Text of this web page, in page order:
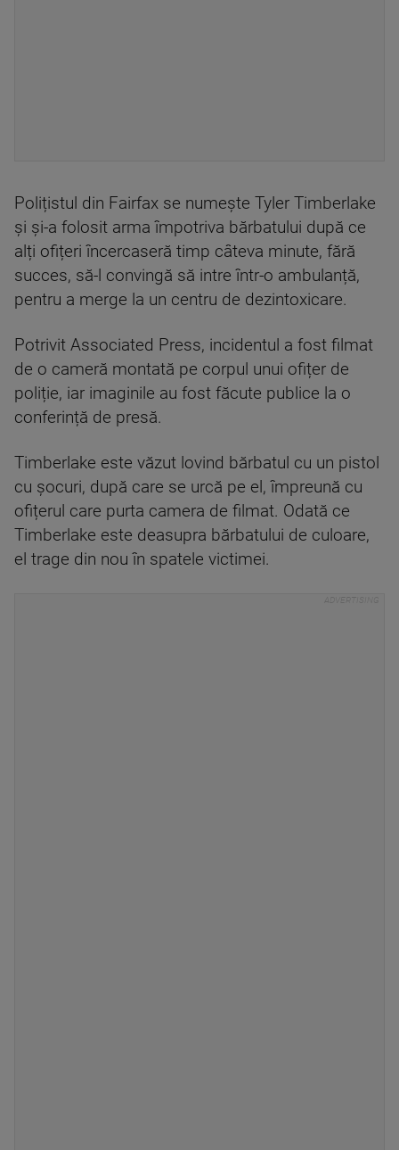
Polițistul din Fairfax se numește Tyler Timberlake
și și-a folosit arma împotriva bărbatului după ce
alți ofițeri încercaseră timp câteva minute, fără
succes, să-l convingă să intre într-o ambulanță,
pentru a merge la un centru de dezintoxicare.
Potrivit Associated Press, incidentul a fost filmat
de o cameră montată pe corpul unui ofițer de
poliție, iar imaginile au fost făcute publice la o
conferință de presă.
Timberlake este văzut lovind bărbatul cu un pistol
cu șocuri, după care se urcă pe el, împreună cu
ofițerul care purta camera de filmat. Odată ce
Timberlake este deasupra bărbatului de culoare,
el trage din nou în spatele victimei.